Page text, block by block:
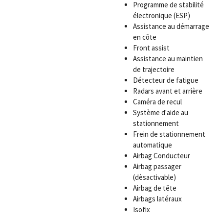
Programme de stabilité
électronique (ESP)
Assistance au démarrage
en côte
Front assist
Assistance au maintien
de trajectoire
Détecteur de fatigue
Radars avant et arrière
Caméra de recul
Système d'aide au
stationnement
Frein de stationnement
automatique
Airbag Conducteur
Airbag passager
(dèsactivable)
Airbag de tête
Airbags latéraux
Isofix